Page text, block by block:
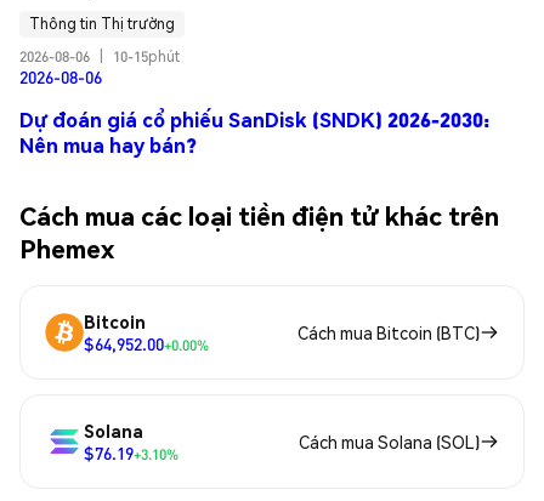
Thông tin Thị trường
2026-08-06
10-15phút
2026-08-06
Dự đoán giá cổ phiếu SanDisk (SNDK) 2026-2030:
Nên mua hay bán?
Cách mua các loại tiền điện tử khác trên
Phemex
Bitcoin
$64,952.00+0.00%
Cách mua Bitcoin (BTC)
Solana
$76.19+3.10%
Cách mua Solana (SOL)